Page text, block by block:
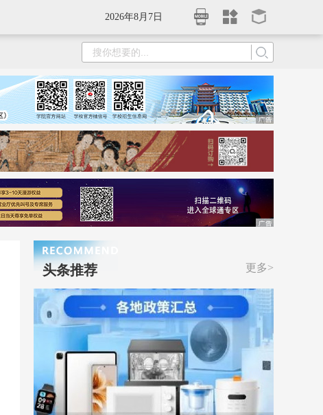
2026年8月7日
更多>
头条推荐